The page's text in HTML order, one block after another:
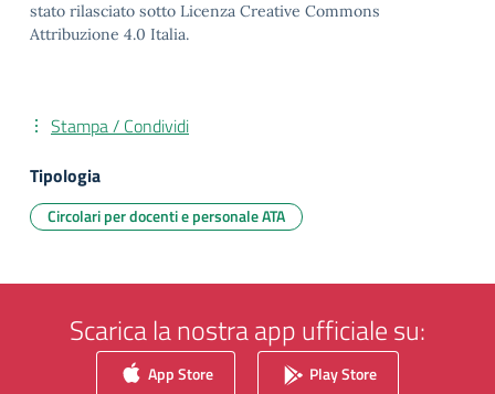
stato rilasciato sotto Licenza Creative Commons
Attribuzione 4.0 Italia.
Stampa / Condividi
Tipologia
Circolari per docenti e personale ATA
Scarica la nostra app ufficiale su:
App Store Play Store